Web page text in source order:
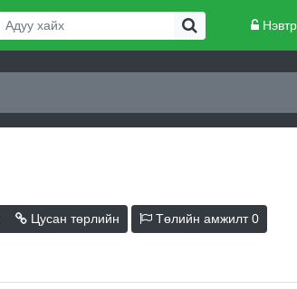
Цусан төрлийн Төлийн амжилт0